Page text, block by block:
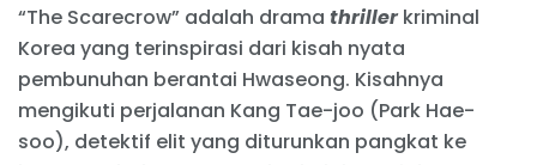
“The Scarecrow” adalah drama thrillerkriminal
Korea yang terinspirasi dari kisah nyata
pembunuhan berantai Hwaseong. Kisahnya
mengikuti perjalanan Kang Tae-joo (Park Hae-
soo), detektif elit yang diturunkan pangkat ke